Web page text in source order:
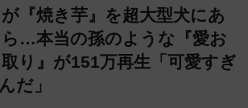
『焼き芋』を超大型犬にあ
…本当の孫のような『愛お
り』が151万再生「可愛すぎ
だ」